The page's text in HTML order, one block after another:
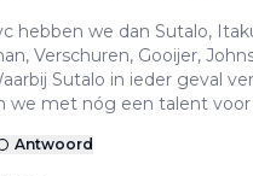
hebben we dan Sutalo,
Verschuren, Gooijer,
Sutalo in ieder geval
we met nóg een talent voor
Antwoord